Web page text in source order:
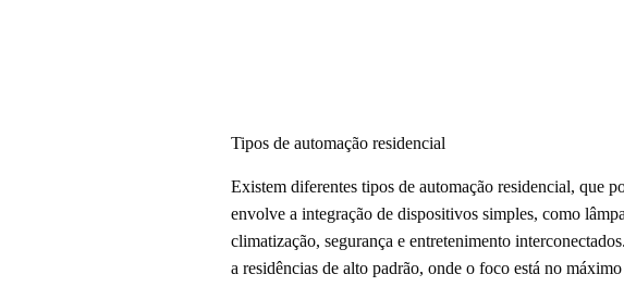
Tipos de automação residencial
Existem diferentes tipos de automação residencial, que
envolve a integração de dispositivos simples, como
climatização, segurança e entretenimento
a residências de alto padrão, onde o foco está no